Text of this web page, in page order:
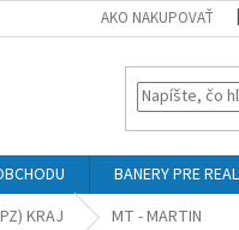
AKO NAKUPOVAŤ
BANERY PRE
KRAJ MT - MARTIN